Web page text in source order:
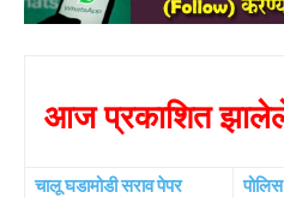
आज प्रकाशित
चालू घडामोडी सराव पेपर